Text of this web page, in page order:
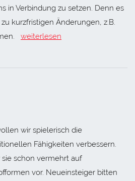
in Verbindung zu setzen. Denn es
kurzfristigen Änderungen, z.B.
weiterlesen
wir spielerisch die
Fähigkeiten verbessern.
schon vermehrt auf
vor. Neueinsteiger bitten